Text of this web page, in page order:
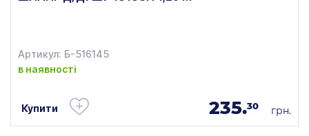
Артикул: Б-516145
в наявності
Купити 235.30 грн.